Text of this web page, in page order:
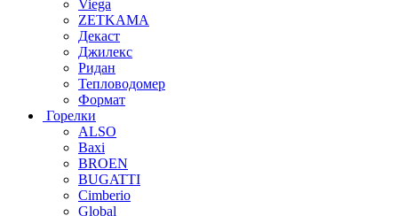
Viega
ZETKAMA
Декаст
Джилекс
Ридан
Тепловодомер
Формат
Горелки
ALSO
Baxi
BROEN
BUGATTI
Cimberio
Global